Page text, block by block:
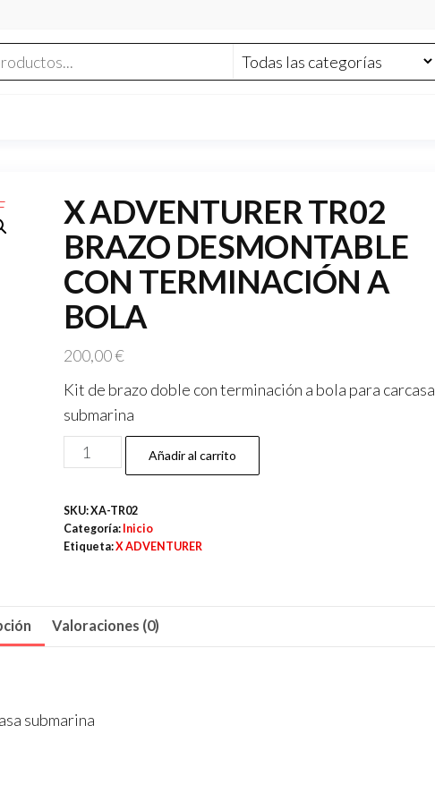
X ADVENTURER TR02
BRAZO DESMONTABLE
CON TERMINACIÓN A
BOLA
200,00€
Kit de brazo doble con terminación a bola para carcasa
submarina
ADVENTURER
BRAZO
DESMONTABLE
A
Añadir al carrito
SKU:XA-TR02
Categoría: Inicio
Etiqueta:X ADVENTURER
Valoraciones (0)
submarina